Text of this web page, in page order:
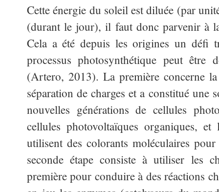
Cette énergie du soleil est diluée (par
(durant le jour), il faut donc parvenir à
Cela a été depuis les origines un
processus photosynthétique peut être
(Artero, 2013). La première concerne
séparation de charges et a constitué une
nouvelles générations de cellules
cellules photovoltaïques organiques,
utilisent des colorants moléculaires
seconde étape consiste à utiliser les
première pour conduire à des réactions